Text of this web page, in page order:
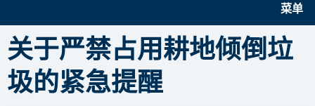
菜单
关于严禁占用耕地倾倒垃
圾的紧急提醒